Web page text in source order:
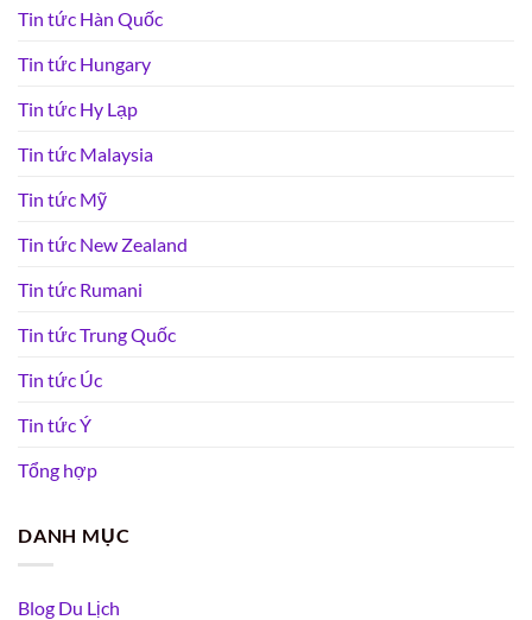
Tin tức Hàn Quốc
Tin tức Hungary
Tin tức Hy Lạp
Tin tức Malaysia
Tin tức Mỹ
Tin tức New Zealand
Tin tức Rumani
Tin tức Trung Quốc
Tin tức Úc
Tin tức Ý
Tổng hợp
DANH MỤC
Blog Du Lịch